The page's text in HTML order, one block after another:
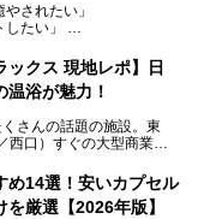
ットも併せて紹介しま
の入浴料が銭湯価格の5
やされたい」
したい」
湯です。
ーズ銭湯」や「ネオ銭
な銭湯なのか、その気に
めの順番で一挙にご紹介
ックス 現地レポ】日
浴が魅力！
さんの話題の施設。東
口）すぐの大型商業施
ープン。施設の様子をレ
め14選！安いカプセル
厳選【2026年版】